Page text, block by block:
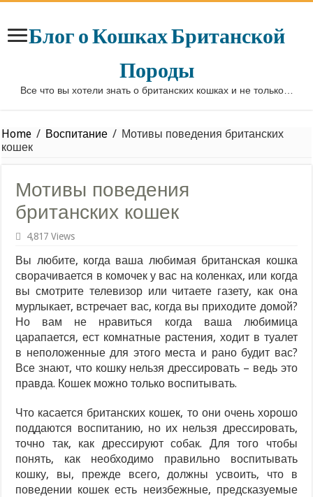
Блог о Кошках Британской
Породы
Все что вы хотели знать о британских кошках и не только…
Home / Воспитание / Мотивы поведения британских
кошек
Мотивы поведения
британских кошек
4,817 Views
Вы любите, когда ваша любимая британская кошка
сворачивается в комочек у вас на коленках, или когда
вы смотрите телевизор или читаете газету, как она
мурлыкает, встречает вас, когда вы приходите домой?
Но вам не нравиться когда ваша любимица
царапается, ест комнатные растения, ходит в туалет
в неположенные для этого места и рано будит вас?
Все знают, что кошку нельзя дрессировать – ведь это
правда. Кошек можно только воспитывать.
Что касается британских кошек, то они очень хорошо
поддаются воспитанию, но их нельзя дрессировать,
точно так, как дрессируют собак. Для того чтобы
понять, как необходимо правильно воспитывать
кошку, вы, прежде всего, должны усвоить, что в
поведении кошек есть неизбежные, предсказуемые